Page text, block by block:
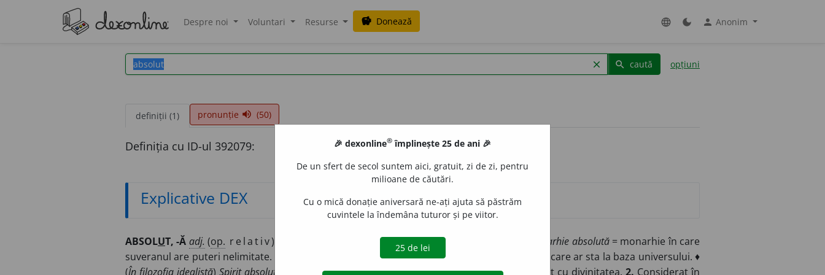
Despre noi Voluntari Resurse savings Donează language dark_mode person Anonim
clear search caută opțiuni
definiții (1) pronunție volume_up (50)
Definiția cu ID-ul 392079:
Explicative DEX
ABSOLUT, -Ă adj. (op. relativ). Care nu este supus unei restricții, necondiționat. ◊ Monarhie absolută= monarhie în care
suveranul are puteri nelimitate. ♦ (
; în idealismul obiectiv) Principiu veșnic, imuabil, infinit, care ar sta la baza universului. ♦
(În filozofia idealistă) Spirit absolut, absolută= factor primordial al universului, identificat cu divinitatea.2. Considerat în
🎉 dexonline® împlinește 25 de ani 🎉
De un sfert de secol suntem aici, gratuit, zi de zi, pentru
milioane de căutări.
Cu o mică donație aniversară ne-ați ajuta să păstrăm
cuvintele la îndemâna tuturor și pe viitor.